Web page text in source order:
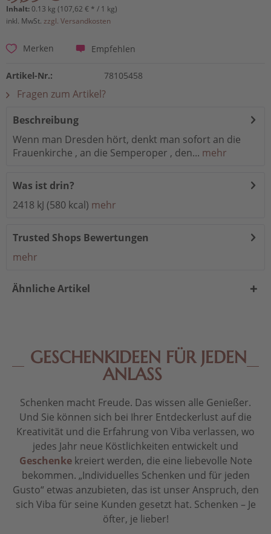
Inhalt:0.13 kg (107,62 € * / 1 kg)
inkl. MwSt. zzgl. Versandkosten
Merken Empfehlen
Artikel-Nr.: 78105458
Fragen zum Artikel?
Beschreibung
Wenn man Dresden hört, denkt man sofort an die
Frauenkirche , an die Semperoper , den... mehr
Was ist drin?
2418 kJ (580 kcal) mehr
Trusted Shops Bewertungen
mehr
Ähnliche Artikel
GESCHENKIDEEN FÜR JEDEN
ANLASS
Schenken macht Freude. Das wissen alle Genießer.
Und Sie können sich bei Ihrer Entdeckerlust auf die
Kreativität und die Erfahrung von Viba verlassen, wo
jedes Jahr neue Köstlichkeiten entwickelt und
Geschenkekreiert werden, die eine liebevolle Note
bekommen. „Individuelles Schenken und für jeden
Gusto“ etwas anzubieten, das ist unser Anspruch, den
sich Viba für seine Kunden gesetzt hat. Schenken – Je
öfter, je lieber!